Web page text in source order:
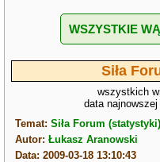
WSZYSTKIE
Siła
wszystkich
data
Temat:Siła Forum (statystyki)
Autor:Łukasz Aranowski
Data: 2009-03-18 13:10:43